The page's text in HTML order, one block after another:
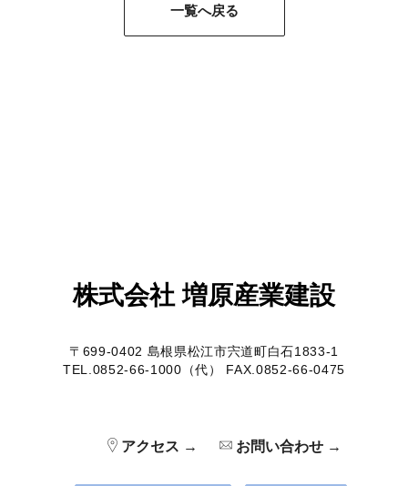
一覧へ戻る
株式会社 増原産業建設
〒699-0402 島根県松江市宍道町白石1833-1
TEL.0852-66-1000（代） FAX.0852-66-0475
アクセス → お問い合わせ →